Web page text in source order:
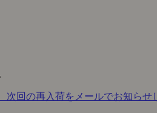
次回の再入荷をメールでお知らせ